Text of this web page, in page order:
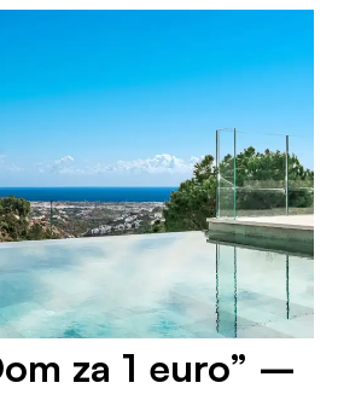
za 1 euro” –